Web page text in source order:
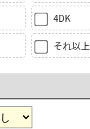
4DK
それ以上